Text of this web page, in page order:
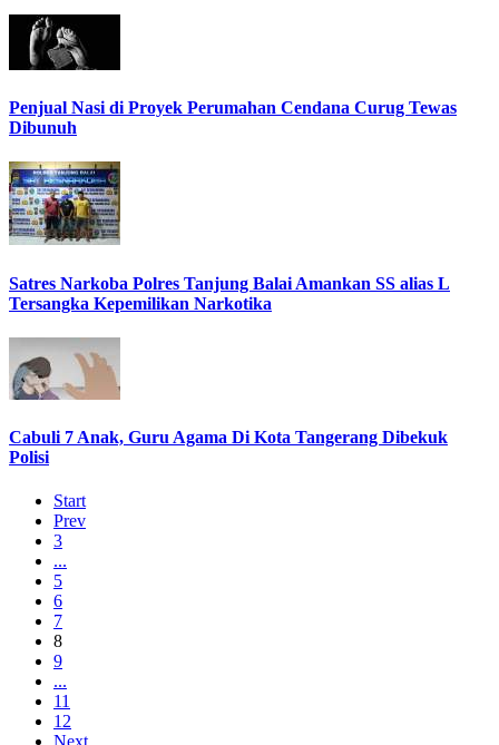
Penjual Nasi di Proyek Perumahan Cendana Curug Tewas
Dibunuh
Satres Narkoba Polres Tanjung Balai Amankan SS alias L
Tersangka Kepemilikan Narkotika
Cabuli 7 Anak, Guru Agama Di Kota Tangerang Dibekuk
Polisi
Start
Prev
3
...
5
6
7
8
9
...
11
12